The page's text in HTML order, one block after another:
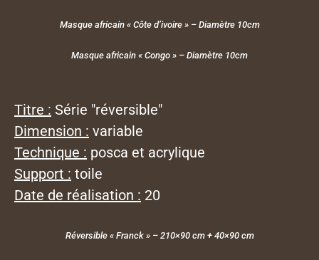
Masque africain « Côte d’ivoire » – Diamètre 10cm
Masque africain « Congo » – Diamètre 10cm
Titre : Série "réversible"
Dimension : variable
Technique : posca et acrylique
Support : toile
Date de réalisation : 20
Réversible « Franck » – 210×90 cm + 40×90 cm